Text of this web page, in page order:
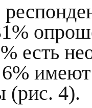
есть
6%
(рис. 4).